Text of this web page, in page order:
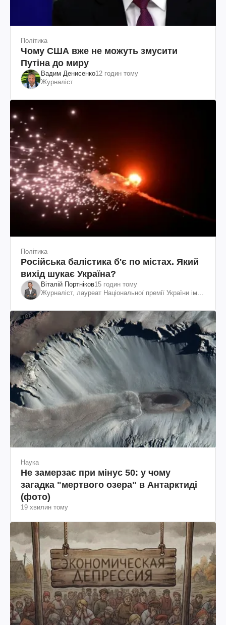
Політика
Чому США вже не можуть змусити
Путіна до миру
Вадим Денисенко12 годин тому
Журналіст
Політика
Російська балістика б'є по містах. Який
вихід шукає Україна?
Віталій Портніков15 годин тому
Журналіст, лауреат Національної премії України ім.
Наука
Не замерзає при мінус 50: у чому
загадка "мертвого озера" в Антарктиді
(фото)
19 хвилин тому